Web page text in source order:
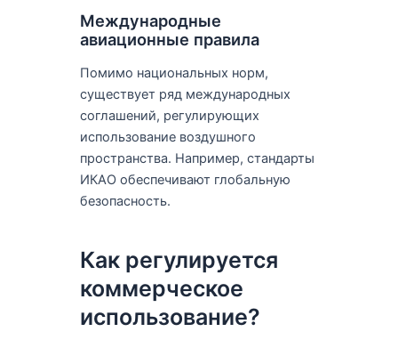
Международные
авиационные правила
Помимо национальных норм,
существует ряд международных
соглашений, регулирующих
использование воздушного
пространства. Например, стандарты
ИКАО обеспечивают глобальную
безопасность.
Как регулируется
коммерческое
использование?